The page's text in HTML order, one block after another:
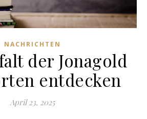
NACHRICHTEN
der Jonagold
entdecken
April 23, 2025